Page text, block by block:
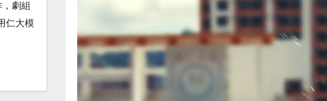
劇組
仁大模